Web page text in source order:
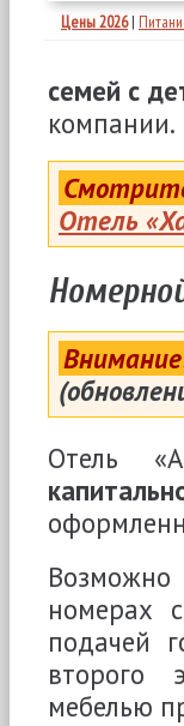
Цены 2026|
семей с
компании.
Отель
Отель
номерах
подачей
второго
мебелью